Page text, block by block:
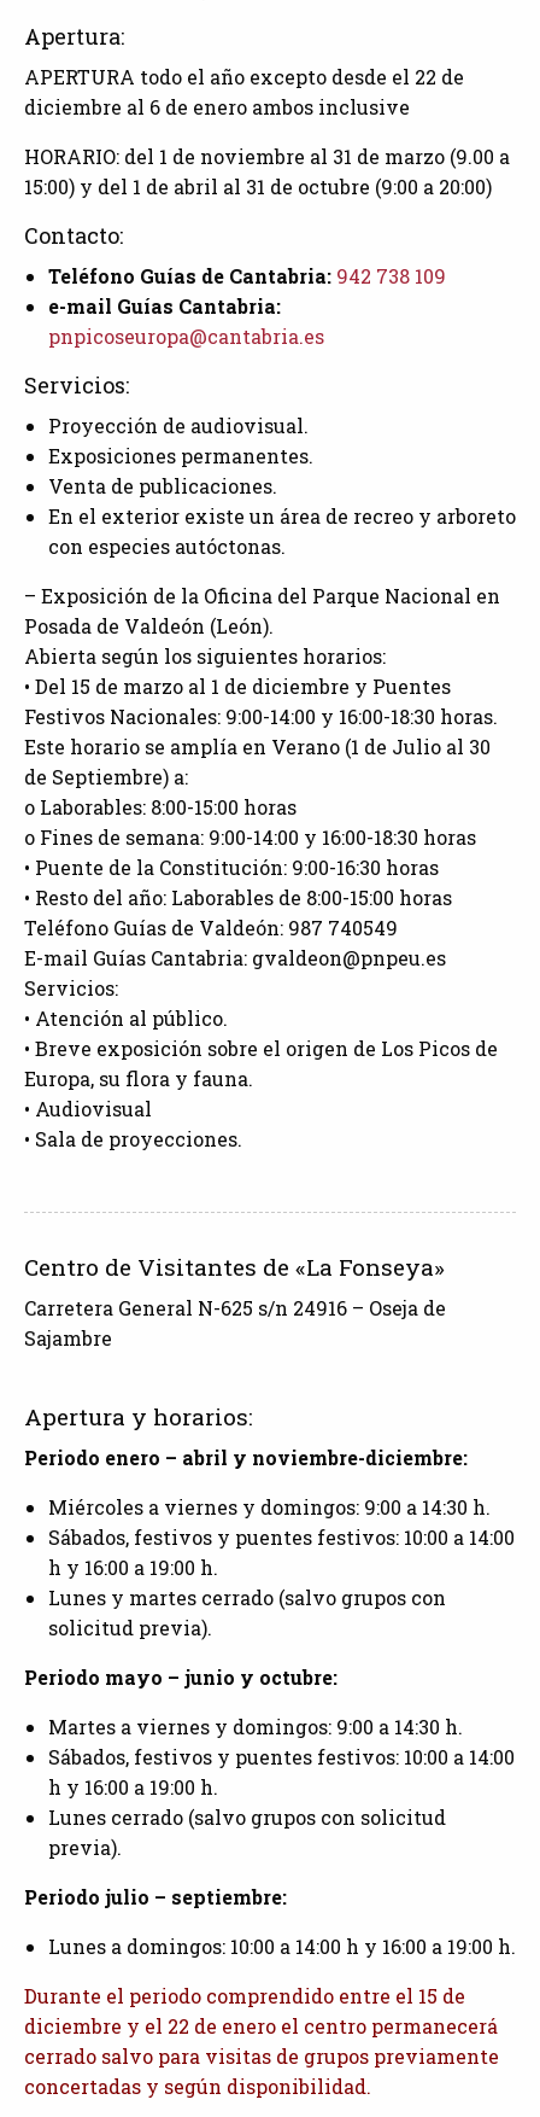
Apertura:
APERTURA todo el año excepto desde el 22 de
diciembre al 6 de enero ambos inclusive
HORARIO: del 1 de noviembre al 31 de marzo (9.00 a
15:00) y del 1 de abril al 31 de octubre (9:00 a 20:00)
Contacto:
Teléfono Guías de Cantabria: 942 738 109
e-mail Guías Cantabria:
pnpicoseuropa@cantabria.es
Servicios:
Proyección de audiovisual.
Exposiciones permanentes.
Venta de publicaciones.
En el exterior existe un área de recreo y arboreto
con especies autóctonas.
– Exposición de la Oficina del Parque Nacional en
Posada de Valdeón (León).
Abierta según los siguientes horarios:
• Del 15 de marzo al 1 de diciembre y Puentes
Festivos Nacionales: 9:00-14:00 y 16:00-18:30 horas.
Este horario se amplía en Verano (1 de Julio al 30
de Septiembre) a:
o Laborables: 8:00-15:00 horas
o Fines de semana: 9:00-14:00 y 16:00-18:30 horas
• Puente de la Constitución: 9:00-16:30 horas
• Resto del año: Laborables de 8:00-15:00 horas
Teléfono Guías de Valdeón: 987 740549
E-mail Guías Cantabria: gvaldeon@pnpeu.es
Servicios:
• Atención al público.
• Breve exposición sobre el origen de Los Picos de
Europa, su flora y fauna.
• Audiovisual
• Sala de proyecciones.
Centro de Visitantes de «La Fonseya»
Carretera General N-625 s/n 24916 – Oseja de
Sajambre
Apertura y horarios:
Periodo enero – abril y noviembre-diciembre:
Miércoles a viernes y domingos: 9:00 a 14:30 h.
Sábados, festivos y puentes festivos: 10:00 a 14:00
h y 16:00 a 19:00 h.
Lunes y martes cerrado (salvo grupos con
solicitud previa).
Periodo mayo – junio y octubre:
Martes a viernes y domingos: 9:00 a 14:30 h.
Sábados, festivos y puentes festivos: 10:00 a 14:00
h y 16:00 a 19:00 h.
Lunes cerrado (salvo grupos con solicitud
previa).
Periodo julio – septiembre:
Lunes a domingos: 10:00 a 14:00 h y 16:00 a 19:00 h.
Durante el periodo comprendido entre el 15 de
diciembre y el 22 de enero el centro permanecerá
cerrado salvo para visitas de grupos previamente
concertadas y según disponibilidad.